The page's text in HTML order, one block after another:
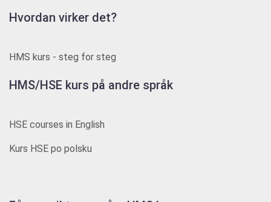
Hvordan virker det?
HMS kurs - steg for steg
HMS/HSE kurs på andre språk
HSE courses in English
Kurs HSE po polsku